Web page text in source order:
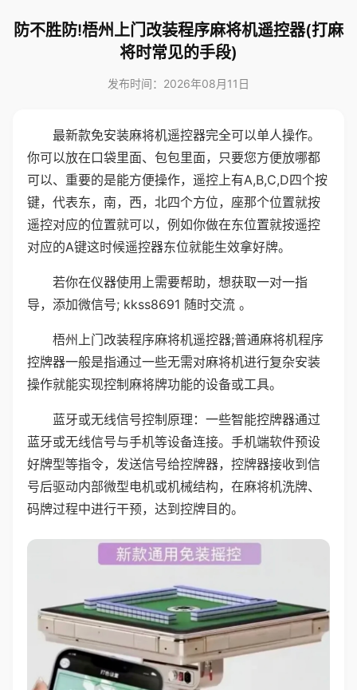
防不胜防!梧州上门改装程序麻将机遥控器(打麻
将时常见的手段)
发布时间：2026年08月11日
最新款免安装麻将机遥控器完全可以单人操作。
你可以放在口袋里面、包包里面，只要您方便放哪都
可以、重要的是能方便操作，遥控上有A,B,C,D四个按
键，代表东，南，西，北四个方位，座那个位置就按
遥控对应的位置就可以，例如你做在东位置就按遥控
对应的A键这时候遥控器东位就能生效拿好牌。
若你在仪器使用上需要帮助，想获取一对一指
导，添加微信号; kkss8691 随时交流 。
梧州上门改装程序麻将机遥控器;普通麻将机程序
控牌器一般是指通过一些无需对麻将机进行复杂安装
操作就能实现控制麻将牌功能的设备或工具。
蓝牙或无线信号控制原理：一些智能控牌器通过
蓝牙或无线信号与手机等设备连接。手机端软件预设
好牌型等指令，发送信号给控牌器，控牌器接收到信
号后驱动内部微型电机或机械结构，在麻将机洗牌、
码牌过程中进行干预，达到控牌目的。